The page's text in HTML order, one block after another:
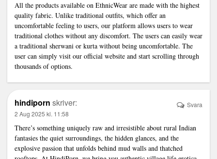
All the products available on EthnicWear are made with the highest
quality fabric. Unlike traditional outfits, which offer an
uncomfortable feeling to users, our platform allows users to wear
traditional clothes without any discomfort. The users can easily wear
a traditional sherwani or kurta without being uncomfortable. The
user can simply visit our official website and start scrolling through
thousands of options.
hindiporn skriver:
2 Aug 2025 kl. 11:58
There’s something uniquely raw and irresistible about rural Indian
fantasies the quiet surroundings, the hidden glances, and the
explosive passion that unfolds behind mud walls and thatched
Svara